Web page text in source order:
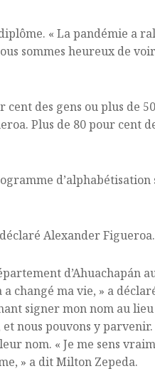
« La pandémie a
sommes heureux de
des gens ou plus de
Plus de 80 pour cent
d’alphabétisation
Alexander Figueroa.
d’Ahuachapán
changé ma vie, » a
signer mon nom au
nous pouvons y
nom. « Je me sens
» a dit Milton Zepeda.